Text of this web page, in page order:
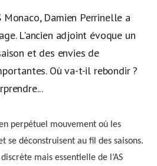
Monaco, Damien Perrinelle a
L'ancien adjoint évoque un
et des envies de
Où va-t-il rebondir ?
perpétuel mouvement où les
se déconstruisent au fil des saisons.
mais essentielle de l’AS